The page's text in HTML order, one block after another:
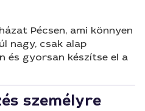
Pécsen, ami könnyen
nagy, csak alap
és gyorsan készítse el a
személyre